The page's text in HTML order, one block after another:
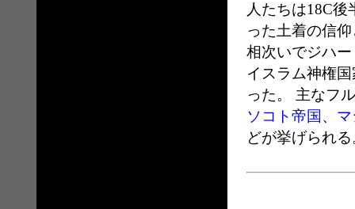
人たちは18C
った土着の信
相次いでジハ
イスラム神権
った。 主なフ
ソコト帝国 、
どが挙げられる